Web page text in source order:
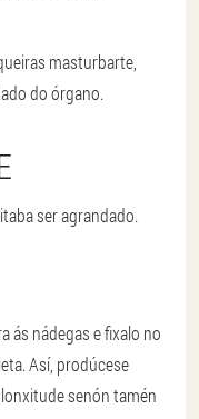
masturbarte,
do órgano.
ser agrandado.
ás nádegas e fixalo no
Así, prodúcese
senón tamén